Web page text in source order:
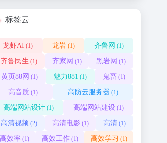
标签云
龙虾AI (1) 龙岩 (1) 齐鲁网 (1)
齐鲁民生 (1) 齐家网 (1) 黑岩网 (1)
黄页88网 (1) 魅力881 (1) 鬼畜 (1)
高音质 (1) 高防云服务器 (1)
高端网站设计(1) 高端网站建设(1)
高清视频 (2) 高清电影 (1) 高清 (1)
高效率(1) 高效工作(1) 高效学习 (1)